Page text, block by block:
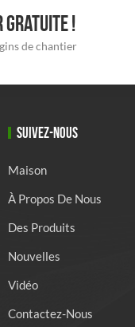
!
de chantier
SUIVEZ-NOUS
Maison
À Propos De Nous
Des Produits
Nouvelles
Vidéo
Contactez-Nous